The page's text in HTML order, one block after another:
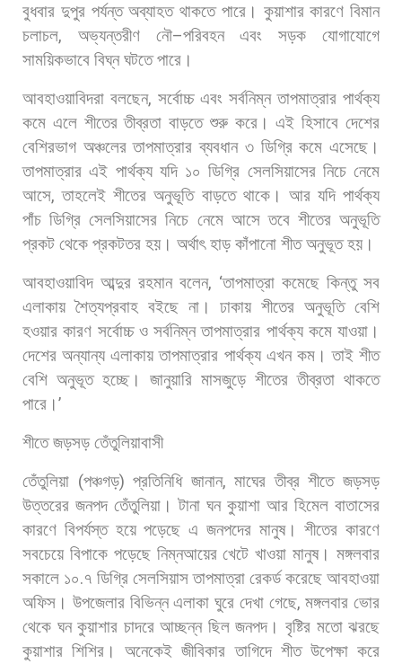
বুধবার দুপুর পর্যন্ত অব্যাহত থাকতে পারে। কুয়াশার কারণে বিমান
চলাচল, অভ্যন্তরীণ নৌ–পরিবহন এবং সড়ক
যোগাযোগে
সাময়িকভাবে বিঘ্ন ঘটতে পারে।
আবহাওয়াবিদরা বলছেন, সর্বোচ্চ এবং সর্বনিম্ন তাপমাত্রার পার্থক্য
কমে এলে শীতের তীব্রতা বাড়তে শুরু করে। এই হিসাবে দেশের
বেশিরভাগ অঞ্চলের তাপমাত্রার ব্যবধান ৩ ডিগ্রি কমে এসেছে।
তাপমাত্রার এই পার্থক্য যদি ১০ ডিগ্রি সেলসিয়াসের নিচে নেমে
আসে,তাহলেই শীতের অনুভূতি বাড়তে থাকে। আর যদি পার্থক্য
পাঁচ ডিগ্রি সেলসিয়াসের নিচে নেমে আসে তবে শীতের অনুভূতি
প্রকট থেকে প্রকটতর হয়। অর্থাৎ হাড় কাঁপানো শীত অনুভূত হয়।
আবহাওয়াবিদ আব্দুর রহমান বলেন, ‘তাপমাত্রা কমেছে কিন্তু সব
এলাকায় শৈত্যপ্রবাহ বইছে না। ঢাকায় শীতের অনুভূতি বেশি
হওয়ার কারণ সর্বোচ্চ ও সর্বনিম্ন তাপমাত্রার পার্থক্য কমে যাওয়া।
দেশের অন্যান্য এলাকায় তাপমাত্রার পার্থক্য এখন কম। তাই শীত
বেশি অনুভূত হচ্ছে। জানুয়ারি মাসজুড়ে শীতের তীব্রতা থাকতে
পারে।’
শীতে জড়সড় তেঁতুলিয়াবাসী
তেঁতুলিয়া (পঞ্চগড়)প্রতিনিধি জানান,মাঘের তীব্র শীতে জড়সড়
উত্তরের জনপদ তেঁতুলিয়া। টানা ঘন কুয়াশা আর হিমেল বাতাসের
কারণে বিপর্যস্ত হয়ে পড়েছে এ জনপদের মানুষ। শীতের কারণে
সবচেয়ে বিপাকে পড়েছে নিম্নআয়ের খেটে খাওয়া মানুষ। মঙ্গলবার
সকালে ১০.৭ ডিগ্রি সেলসিয়াস তাপমাত্রা রেকর্ড করেছে আবহাওয়া
অফিস। উপজেলার বিভিন্ন এলাকা ঘুরে দেখা গেছে,মঙ্গলবার ভোর
থেকে ঘন কুয়াশার চাদরে আচ্ছন্ন ছিল জনপদ। বৃষ্টির মতো ঝরছে
কুয়াশার শিশির। অনেকেই জীবিকার তাগিদে শীত উপেক্ষা করে